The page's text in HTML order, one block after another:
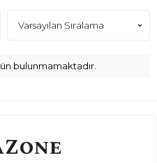
bulunmamaktadır.